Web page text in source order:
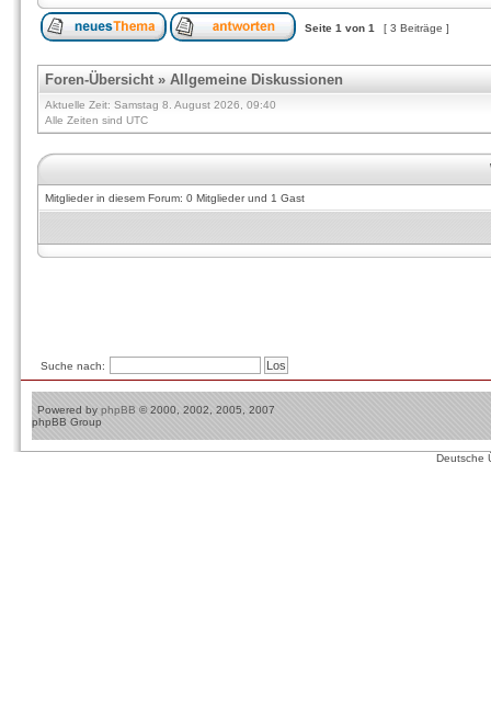
Seite 1 von 1 [ 3 Beiträge ]
Foren-Übersicht» Allgemeine Diskussionen
Aktuelle Zeit: Samstag 8. August 2026, 09:40
Alle Zeiten sind UTC
Mitglieder in diesem Forum: 0 Mitglieder und 1 Gast
Suche nach:
Powered by phpBB © 2000, 2002, 2005, 2007
phpBB Group
Deutsche